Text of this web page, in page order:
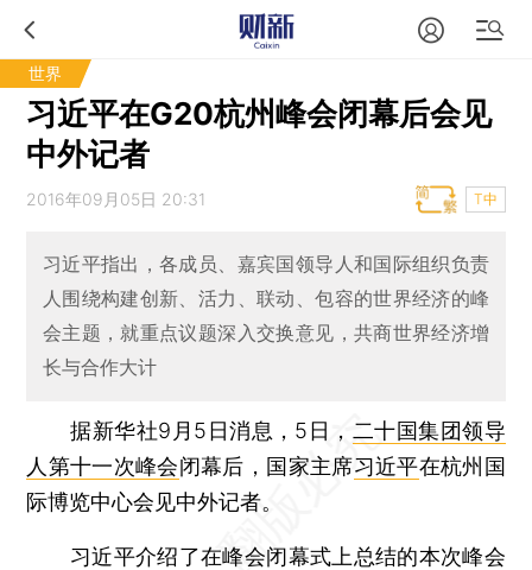
世界
习近平在G20杭州峰会闭幕后会见
中外记者
2016年09月05日 20:31 T中
习近平指出，各成员、嘉宾国领导人和国际组织负责
人围绕构建创新、活力、联动、包容的世界经济的峰
会主题，就重点议题深入交换意见，共商世界经济增
长与合作大计
据新华社9月5日消息，5日， 二十国集团领导
人第十一次峰会闭幕后，国家主席习近平在杭州国
际博览中心会见中外记者。
习近平介绍了在峰会闭幕式上总结的本次峰会